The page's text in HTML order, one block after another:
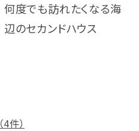
何度でも訪れたくなる海
辺のセカンドハウス
（4件）